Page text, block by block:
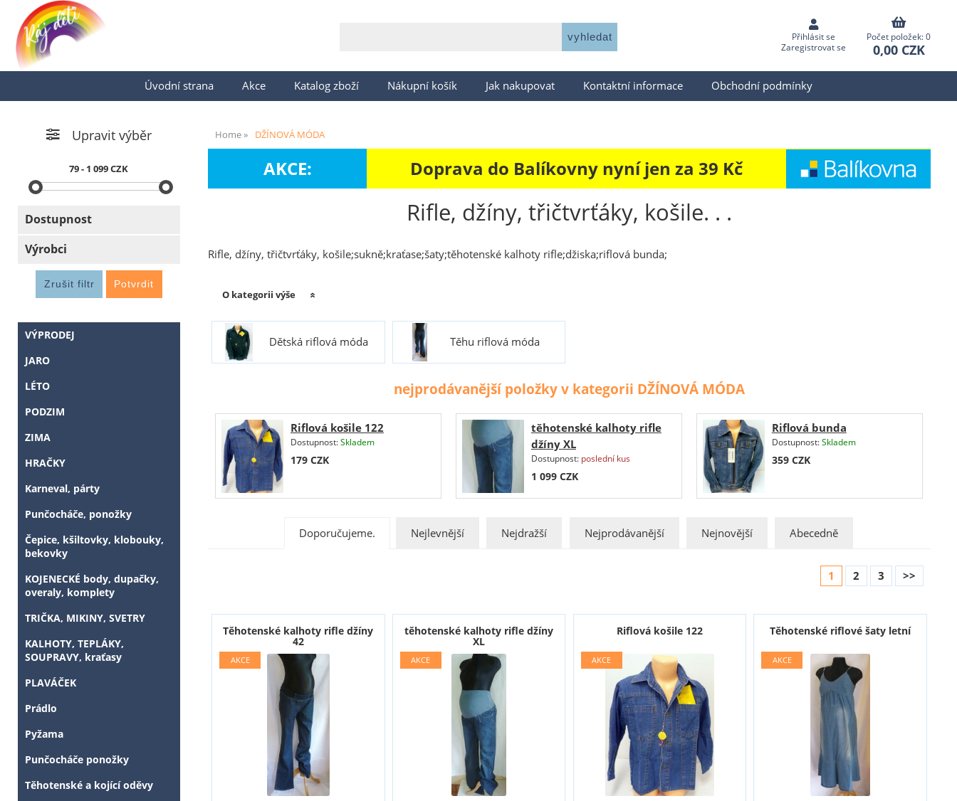
Přihlásit se
Zaregistrovat se
Počet položek: 0
0,00 CZK
Úvodní strana Akce Katalog zboží Nákupní košík Jak nakupovat Kontaktní informace Obchodní podmínky
Home DŽÍNOVÁ MÓDA
AKCE: Doprava do Balíkovny nyní jen za 39 Kč
Rifle, džíny, třičtvrťáky, košile. . .
Rifle, džíny, třičtvrťáky, košile;sukně;kraťase;šaty;těhotenské kalhoty rifle;džiska;riflová bunda;
O kategorii výše
Dětská riflová móda Těhu riflová móda
nejprodávanější položky v kategorii DŽÍNOVÁ MÓDA
Riflová košile 122
Dostupnost:Skladem
179 CZK
těhotenské kalhoty rifle
džíny XL
Dostupnost: poslední kus
1 099 CZK
Riflová bunda
Dostupnost:Skladem
359 CZK
Doporučujeme. Nejlevnější Nejdražší Nejprodávanější Nejnovější Abecedně
1 2 3 >>
Těhotenské kalhoty rifle džíny
42
těhotenské kalhoty rifle džíny
XL
Riflová košile 122 Těhotenské riflové šaty letní
Upravit výběr
79 - 1 099 CZK
Dostupnost
Výrobci
VÝPRODEJ
JARO
LÉTO
PODZIM
ZIMA
HRAČKY
Karneval, párty
Punčocháče, ponožky
Čepice, kšiltovky, klobouky,
bekovky
KOJENECKÉ body, dupačky,
overaly, komplety
TRIČKA, MIKINY, SVETRY
KALHOTY, TEPLÁKY,
SOUPRAVY, kraťasy
PLAVÁČEK
Prádlo
Pyžama
Punčocháče ponožky
Těhotenské a kojící oděvy